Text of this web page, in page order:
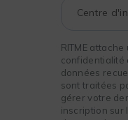
RITME
confidentialité
données
sont traitées
gérer votre
inscription sur